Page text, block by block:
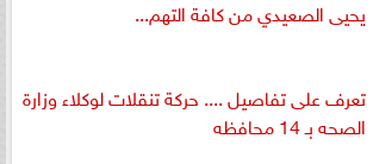
يحيى الصعيدي من كافة التهم...
تعرف على تفاصيل .... حركة تنقلات لوكلاء وزارة
الصحه بـ 14 محافظه